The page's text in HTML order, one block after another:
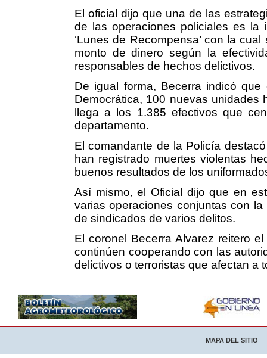
El oficial dijo que una de las
de las operaciones policiales es la
‘Lunes de Recompensa’ con la
monto de dinero según la
responsables de hechos delictivos.
De igual forma, Becerra indicó
Democrática, 100 nuevas unidades
llega a los 1.385 efectivos que
departamento.
El comandante de la Policía
han registrado muertes violentas
buenos resultados de los
Así mismo, el Oficial dijo que en
varias operaciones conjuntas con
de sindicados de varios delitos.
El coronel Becerra Alvarez reitero
continúen cooperando con las
delictivos o terroristas que afectan a
MAPA DEL SITIO